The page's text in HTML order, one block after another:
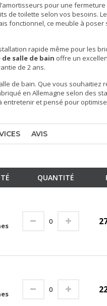
pour une
de toilette selon vos besoins.
fonctionnel, ce meuble à poser
rapide même pour les
de salle de bain offre un
de 2 ans.
de bain. Que vous souhaitiez
en Allemagne selon des
entretenir et pensé pour
AVIS
QUANTITÉ